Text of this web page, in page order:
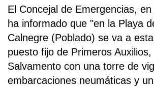
El Concejal de Emergencias,
ha informado que "en la Playa
Calnegre (Poblado) se va a
puesto fijo de Primeros
Salvamento con una torre de
embarcaciones neumáticas y